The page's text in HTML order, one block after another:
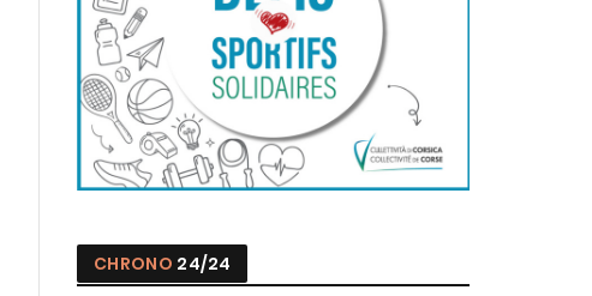
CHRONO 24/24